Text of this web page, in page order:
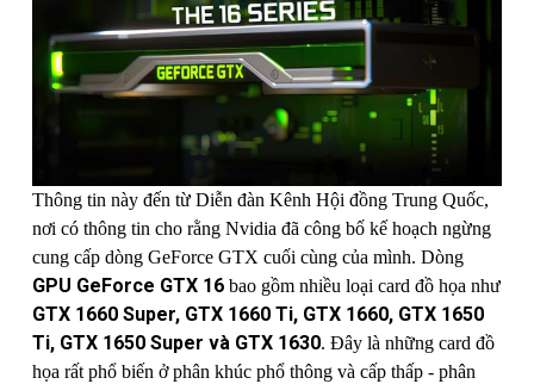
Thông tin này đến từ Diễn đàn Kênh Hội đồng Trung Quốc,
nơi có thông tin cho rằng Nvidia đã công bố kế hoạch ngừng
cung cấp dòng GeForce GTX cuối cùng của mình. Dòng
GPU GeForce GTX 16 bao gồm nhiều loại card đồ họa như
GTX 1660 Super, GTX 1660 Ti, GTX 1660, GTX 1650
Ti, GTX 1650 Super và GTX 1630. Đây là những card đồ
họa rất phổ biến ở phân khúc phổ thông và cấp thấp - phân